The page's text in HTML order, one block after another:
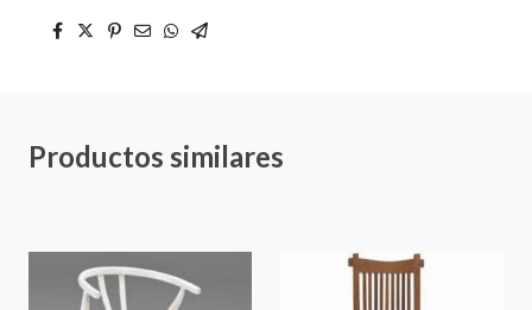
Productos similares